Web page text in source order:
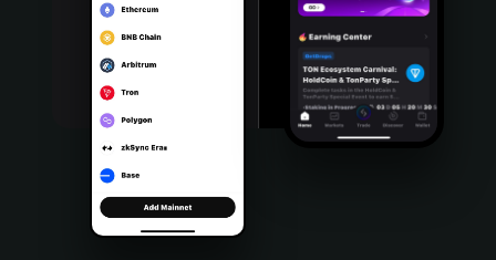
Português (Portugal)
Bahasa Indonesia
Português (Brasil)
Español (Argentina)